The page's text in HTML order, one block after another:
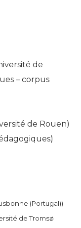
de
– corpus
de Rouen)
(Portugal))
deTromsø